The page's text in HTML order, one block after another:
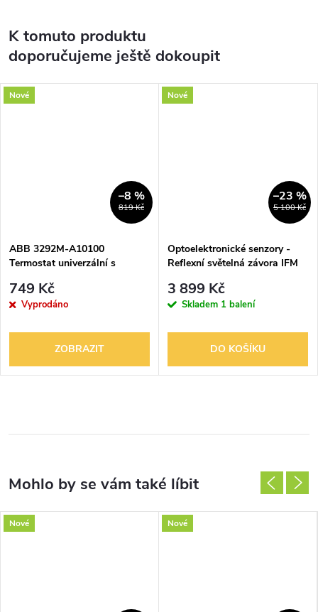
K tomuto produktu
doporučujeme ještě dokoupit
Nové
819 Kč
–8 %
ABB 3292M-A10100
Termostat univerzální s
(ovl. jednotka), bílá/ledová bílá
749 Kč
Vyprodáno
ZOBRAZIT
Nové
5 100 Kč
–23 %
Optoelektronické senzory -
Reflexní světelná závora IFM
3 899 Kč
Skladem 1 balení
DO KOŠÍKU
Nové Nové